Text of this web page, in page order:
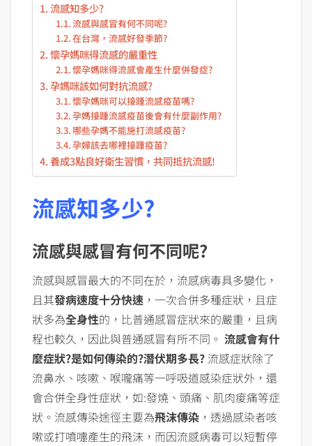
流感知多少?
流感與感冒有何不同呢?
在台灣，流感好發季節?
懷孕媽咪得流感的嚴重性
懷孕媽咪得流感會產生什麼併發症?
孕媽咪該如何對抗流感?
懷孕媽咪可以接踵流感疫苗嗎?
孕媽接踵流感疫苗後會有什麼副作用?
哪些孕媽不能施打流感疫苗?
孕婦該去哪裡接踵疫苗?
養成3點良好衛生習慣，共同抵抗流感!
流感知多少?
流感與感冒有何不同呢?
流感與感冒最大的不同在於，流感病毒具多變化，
且其發病速度十分快速 ，一次合併多種症狀，且症
狀多為全身性的，比普通感冒症狀來的嚴重，且病
程也較久，因此與普通感冒有所不同。 流感會有什
麼症狀?是如何傳染的?潛伏期多長? 流感症狀除了
流鼻水、咳嗽、喉嚨痛等一呼吸道感染症狀外，還
會合併全身性症狀，如:發燒、頭痛、肌肉痠痛等症
狀。流感傳染途徑主要為飛沫傳染 ，透過感染者咳
嗽或打噴嚏產生的飛沫，而因流感病毒可以短暫停